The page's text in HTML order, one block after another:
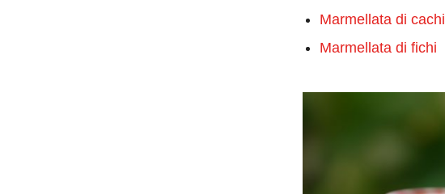
Marmellata di cachi
Marmellata di fichi